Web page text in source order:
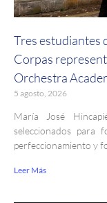
Tres estudiantes
Corpas
Orchestra
5 agosto, 2026
María José
seleccionados
perfeccionamiento y
Leer Más